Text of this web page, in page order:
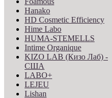
Hanako
HD Cosmetic Efficiency
Hime Labo
HUMA-STEMELLS
Intime Organique
KIZO LAB (Кизо Лаб) -
США
LABO+
LEJEU
Lishan